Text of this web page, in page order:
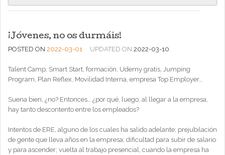
¡Jóvenes, no os durmáis!
POSTED ON 2022-03-01 UPDATED ON 2022-03-10
Talent Camp, Smart Start, formación, Udemy gratis, Jumping
Program, Plan Reflex, Movilidad Interna, empresa Top Employer…
Suena bien, ¿no? Entonces… ¿por qué, luego, al llegar a la empresa,
hay tanto descontento entre los empleados?
Intentos de ERE, alguno de los cuales ha salido adelante; prejubilación
de gente que lleva años en la empresa; dificultad para subir de salario
y para ascender; vuelta al trabajo presencial, cuando la empresa ha